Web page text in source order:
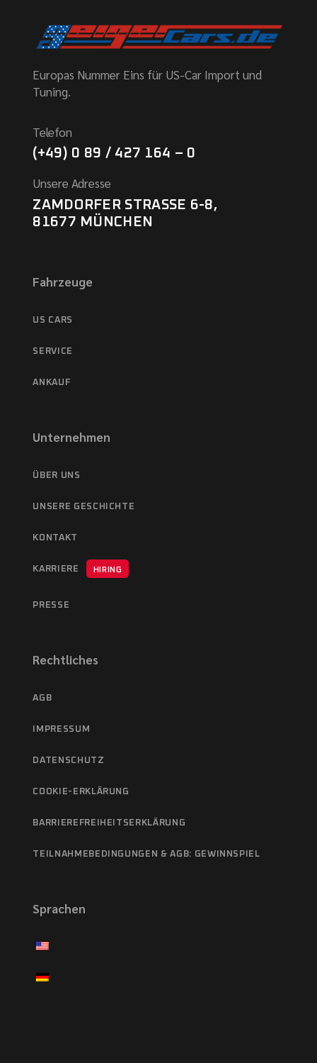
Europas Nummer Eins für US-Car Import und
Tuning.
Telefon
(+49) 0 89 / 427 164 – 0
Unsere Adresse
ZAMDORFER STRASSE 6-8,
81677 MÜNCHEN
Fahrzeuge
US CARS
SERVICE
ANKAUF
Unternehmen
ÜBER UNS
UNSERE GESCHICHTE
KONTAKT
KARRIERE HIRING
PRESSE
Rechtliches
AGB
IMPRESSUM
DATENSCHUTZ
COOKIE-ERKLÄRUNG
BARRIEREFREIHEITSERKLÄRUNG
TEILNAHMEBEDINGUNGEN & AGB: GEWINNSPIEL
Sprachen